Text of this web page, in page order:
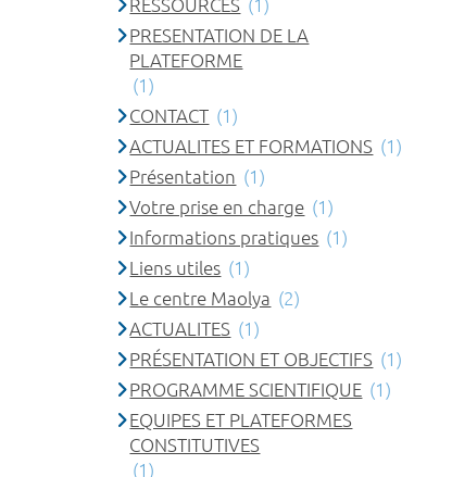
RESSOURCES (1)
PRESENTATION DE LA
PLATEFORME
(1)
CONTACT (1)
ACTUALITES ET FORMATIONS (1)
Présentation (1)
Votre prise en charge (1)
Informations pratiques (1)
Liens utiles (1)
Le centre Maolya (2)
ACTUALITES (1)
PRÉSENTATION ET OBJECTIFS (1)
PROGRAMME SCIENTIFIQUE (1)
EQUIPES ET PLATEFORMES
CONSTITUTIVES
(1)